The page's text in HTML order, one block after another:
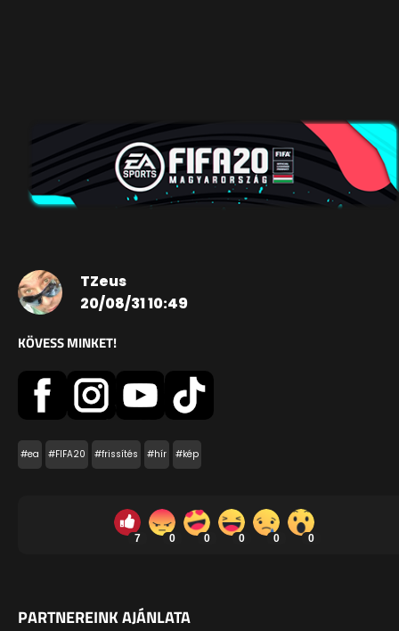
TZeus
20/08/31 10:49
KÖVESS MINKET!
#ea #FIFA20 #frissítés #hír #kép
7 0 0 0 0 0
PARTNEREINK AJÁNLATA